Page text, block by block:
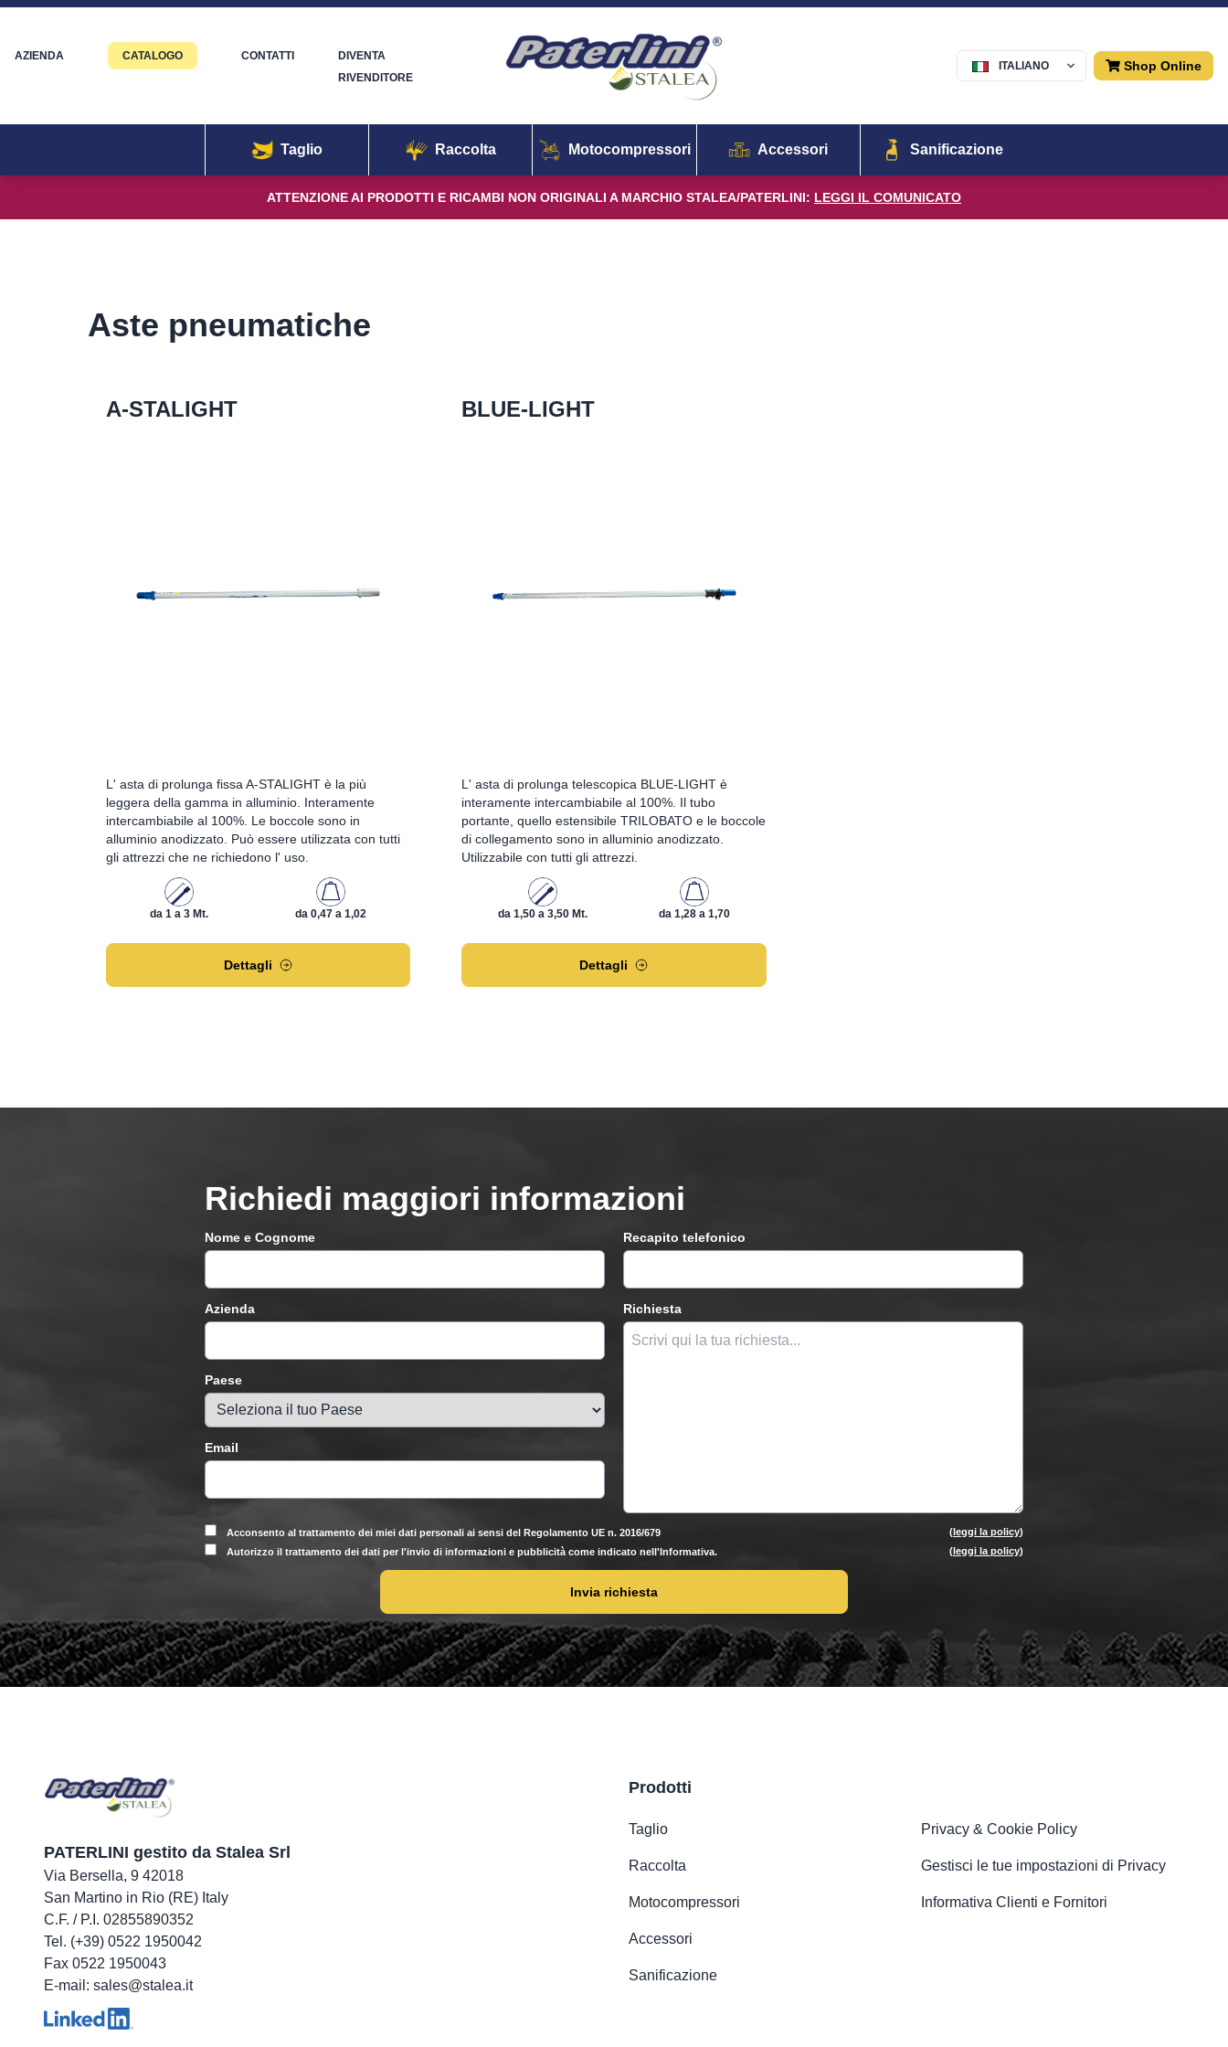
AZIENDA CATALOGO CONTATTI
DIVENTA
RIVENDITORE
ITALIANO
Menu
Shop Online
Taglio Raccolta Motocompressori Accessori Sanificazione
ATTENZIONE AI PRODOTTI E RICAMBI NON ORIGINALI A MARCHIO STALEA/PATERLINI: LEGGI IL COMUNICATO
Aste pneumatiche
A-STALIGHT
L' asta di prolunga fissa A-STALIGHT è la più
leggera della gamma in alluminio. Interamente
intercambiabile al 100%. Le boccole sono in
alluminio anodizzato. Può essere utilizzata con tutti
gli attrezzi che ne richiedono l' uso.
da 1 a 3 Mt. da 0,47 a 1,02
Dettagli
BLUE-LIGHT
L' asta di prolunga telescopica BLUE-LIGHT è
interamente intercambiabile al 100%. Il tubo
portante, quello estensibile TRILOBATO e le boccole
di collegamento sono in alluminio anodizzato.
Utilizzabile con tutti gli attrezzi.
da 1,50 a 3,50 Mt. da 1,28 a 1,70
Dettagli
Richiedi maggiori informazioni
Nome e Cognome
Azienda
Paese
Email
Recapito telefonico
Richiesta
Acconsento al trattamento dei miei dati personali ai sensi del Regolamento UE n. 2016/679 (leggi la policy)
Autorizzo il trattamento dei dati per l'invio di informazioni e pubblicità come indicato nell'Informativa.
(leggi la policy)
Invia richiesta
PATERLINI gestito da Stalea Srl
Via Bersella, 9 42018
San Martino in Rio (RE) Italy
C.F. / P.I. 02855890352
Tel. (+39) 0522 1950042
Fax 0522 1950043
E-mail: sales@stalea.it
Prodotti
Taglio
Raccolta
Motocompressori
Accessori
Sanificazione
Privacy & Cookie Policy
Gestisci le tue impostazioni di Privacy
Informativa Clienti e Fornitori